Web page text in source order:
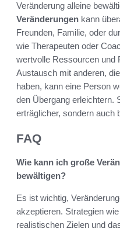
Veränderung alleine
Veränderungen kann
Freunden, Familie, oder
wie Therapeuten oder
wertvolle Ressourcen und
Austausch mit anderen,
haben, kann eine Person
den Übergang erleichtern.
erträglicher, sondern auch
FAQ
Wie kann ich große
bewältigen?
Es ist wichtig,
akzeptieren. Strategien
realistischen Zielen und